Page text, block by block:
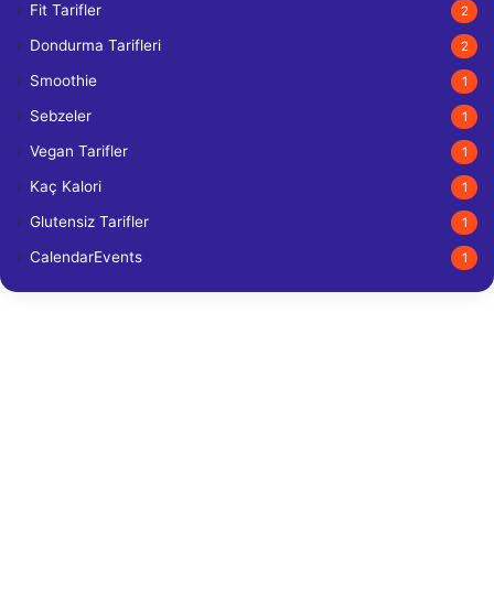
Fit Tarifler 2
Dondurma Tarifleri 2
Smoothie 1
Sebzeler 1
Vegan Tarifler 1
Kaç Kalori 1
Glutensiz Tarifler 1
CalendarEvents 1